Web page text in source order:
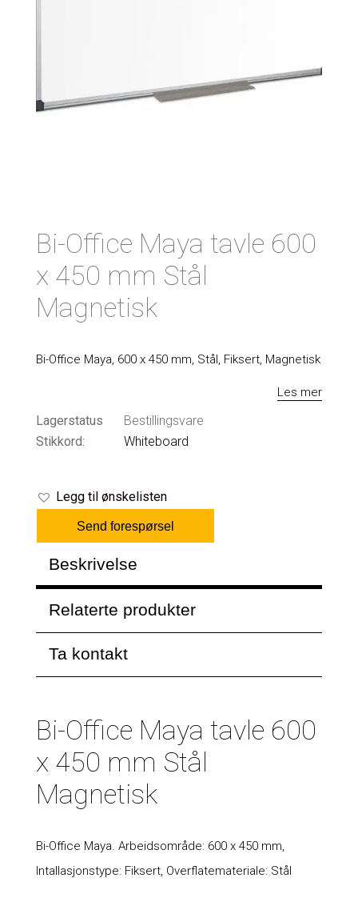
Bi-Office Maya tavle 600
x 450 mm Stål
Magnetisk
Bi-Office Maya, 600 x 450 mm, Stål, Fiksert, Magnetisk
Les mer
Lagerstatus
Bestillingsvare
Stikkord:
Whiteboard
Legg til ønskelisten
Send forespørsel
Beskrivelse
Relaterte produkter
Ta kontakt
Bi-Office Maya tavle 600
x 450 mm Stål
Magnetisk
Bi-Office Maya. Arbeidsområde: 600 x 450 mm,
Intallasjonstype: Fiksert, Overflatemateriale: Stål